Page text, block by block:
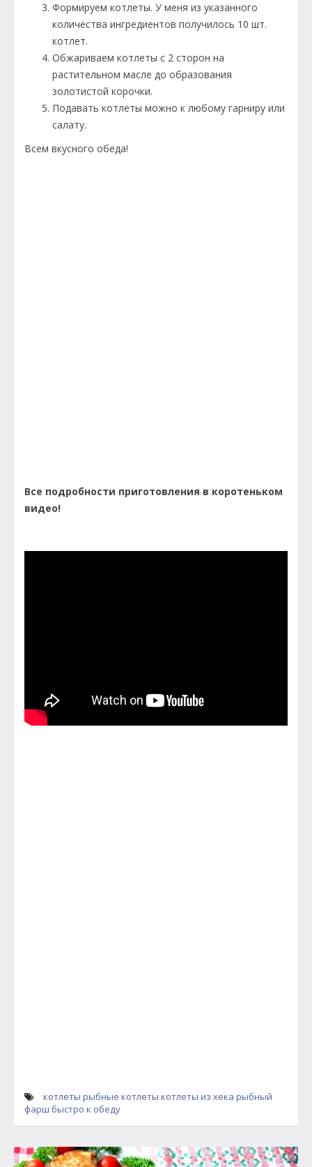
Формируем котлеты. У меня из указанного
количества ингредиентов получилось 10 шт.
котлет.
Обжариваем котлеты с 2 сторон на
растительном масле до образования
золотистой корочки.
Подавать котлеты можно к любому гарниру или
салату.
Всем вкусного обеда!
Все подробности приготовления в коротеньком
видео!
котлеты рыбные котлеты котлеты из хека рыбный
фарш быстро к обеду